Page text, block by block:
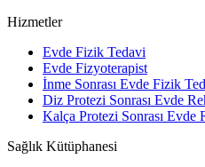
Hizmetler
Evde Fizik Tedavi
Evde Fizyoterapist
İnme Sonrası Evde Fizik
Diz Protezi Sonrası Evde
Kalça Protezi Sonrası Evde
Sağlık Kütüphanesi